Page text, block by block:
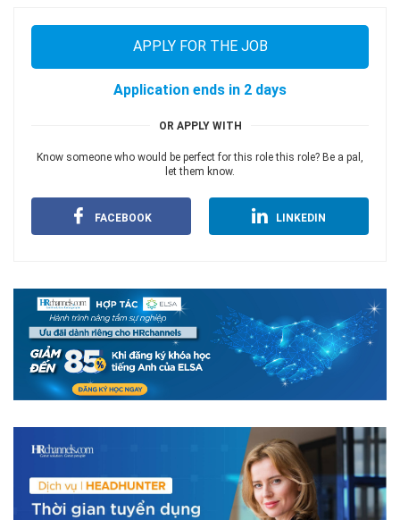
APPLY FOR THE JOB
Application ends in 2 days
OR APPLY WITH
Know someone who would be perfect for this role this role? Be a pal,
let them know.
FACEBOOK LINKEDIN